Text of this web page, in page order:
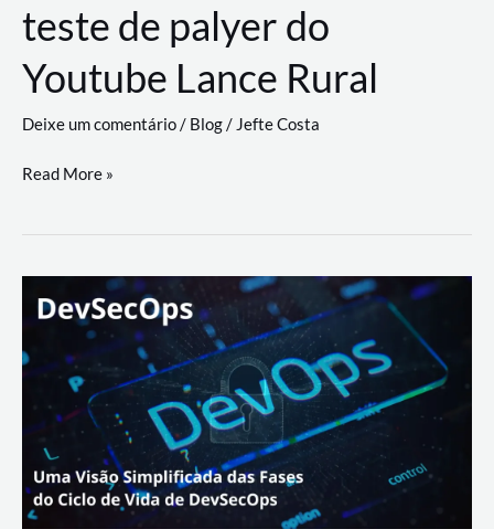
de
trabalho
com
a
workflows
teste de palyer do
Youtube Lance Rural
Deixe um comentário/ Blog/ Jefte Costa
teste
palyer
Lance
Rural
Read More »